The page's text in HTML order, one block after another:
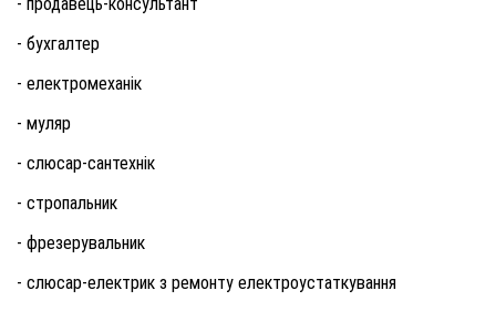
- бухгалтер
- електромеханік
- муляр
- слюсар-сантехнік
- стропальник
- фрезерувальник
- слюсар-електрик з ремонту електроустаткування